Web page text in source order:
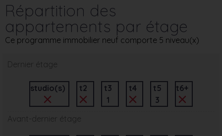
Répartition des
appartements par étage
Ce programme immobilier neuf comporte 5 niveau(x)
Dernier étage
studio(s) t2
t3
1
t4
t5
3
t6+
Avant-dernier étage